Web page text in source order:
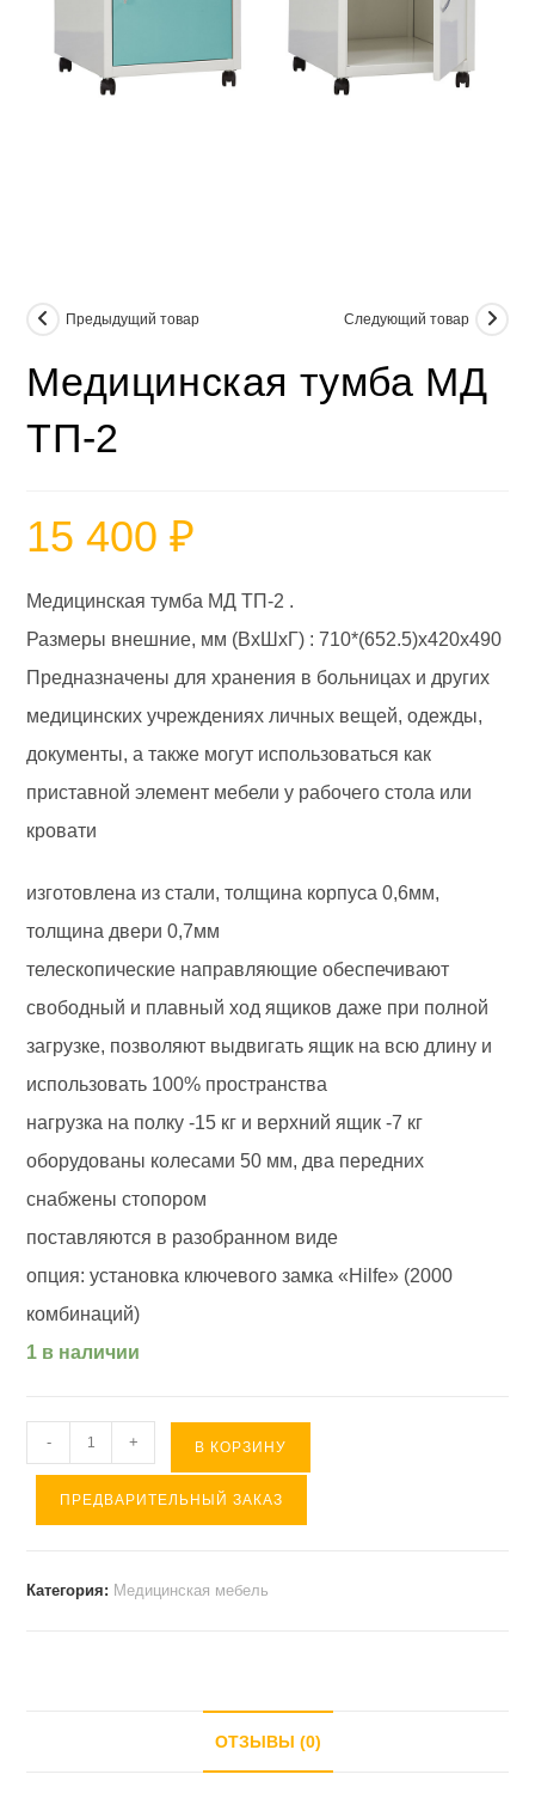
Предыдущий товар Следующий товар
Медицинская тумба МД
ТП-2
15 400₽
Медицинская тумба МД ТП-2 .
Размеры внешние, мм (ВхШхГ) : 710*(652.5)x420x490
Предназначены для хранения в больницах и других
медицинских учреждениях личных вещей, одежды,
документы, а также могут использоваться как
приставной элемент мебели у рабочего стола или
кровати
изготовлена из стали, толщина корпуса 0,6мм,
толщина двери 0,7мм
телескопические направляющие обеспечивают
свободный и плавный ход ящиков даже при полной
загрузке, позволяют выдвигать ящик на всю длину и
использовать 100% пространства
нагрузка на полку -15 кг и верхний ящик -7 кг
оборудованы колесами 50 мм, два передних
снабжены стопором
поставляются в разобранном виде
опция: установка ключевого замка «Hilfe» (2000
комбинаций)
1 в наличии
Количество
товара
Медицинская
- + В КОРЗИНУ
ПРЕДВАРИТЕЛЬНЫЙ ЗАКАЗ
Категория: Медицинская мебель
ОТЗЫВЫ (0)